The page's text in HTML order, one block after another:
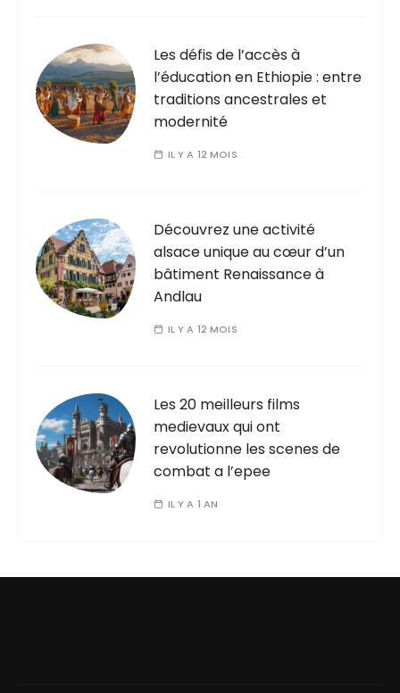
Les défis de l’accès à
l’éducation en Ethiopie : entre
traditions ancestrales et
modernité
IL Y A 12 MOIS
Découvrez une activité
alsace unique au cœur d’un
bâtiment Renaissance à
Andlau
IL Y A 12 MOIS
Les 20 meilleurs films
medievaux qui ont
revolutionne les scenes de
combat a l’epee
IL Y A 1 AN